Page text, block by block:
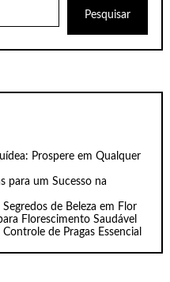
Pesquisar
Prospere em Qualquer
para um Sucesso na
de Beleza em Flor
Florescimento Saudável
de Pragas Essencial